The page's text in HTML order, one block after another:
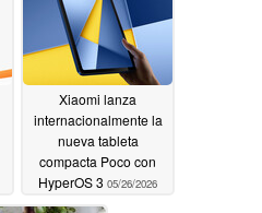
Xiaomi lanza
internacionalmente la
nueva tableta
compacta Poco con
HyperOS 3 05/26/2026